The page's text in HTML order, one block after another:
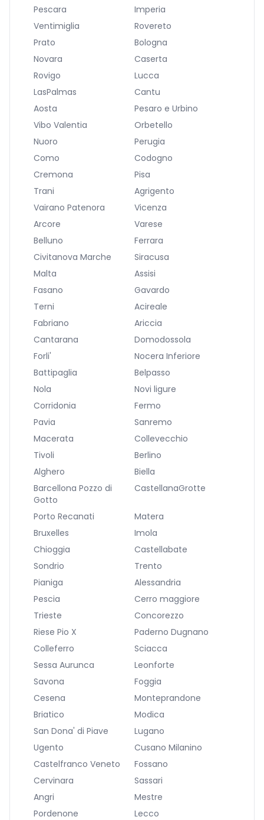
Pescara
Imperia
Ventimiglia
Rovereto
Prato
Bologna
Novara
Caserta
Rovigo
Lucca
LasPalmas
Cantu
Aosta
Pesaro e Urbino
Vibo Valentia
Orbetello
Nuoro
Perugia
Como
Codogno
Cremona
Pisa
Trani
Agrigento
Vairano Patenora
Vicenza
Arcore
Varese
Belluno
Ferrara
Civitanova Marche
Siracusa
Malta
Assisi
Fasano
Gavardo
Terni
Acireale
Fabriano
Ariccia
Cantarana
Domodossola
Forli'
Nocera Inferiore
Battipaglia
Belpasso
Nola
Novi ligure
Corridonia
Fermo
Pavia
Sanremo
Macerata
Collevecchio
Tivoli
Berlino
Alghero
Biella
Barcellona Pozzo di
Gotto
CastellanaGrotte
Porto Recanati
Matera
Bruxelles
Imola
Chioggia
Castellabate
Sondrio
Trento
Pianiga
Alessandria
Pescia
Cerro maggiore
Trieste
Concorezzo
Riese Pio X
Paderno Dugnano
Colleferro
Sciacca
Sessa Aurunca
Leonforte
Savona
Foggia
Cesena
Monteprandone
Briatico
Modica
San Dona' di Piave
Lugano
Ugento
Cusano Milanino
Castelfranco Veneto
Fossano
Cervinara
Sassari
Angri
Mestre
Pordenone
Lecco